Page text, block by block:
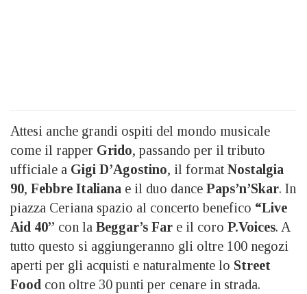
Attesi anche grandi ospiti del mondo musicale
come il rapper Grido, passando per il tributo
ufficiale a Gigi D’Agostino, il format Nostalgia
90, Febbre Italiana e il duo dance Paps’n’Skar. In
piazza Ceriana spazio al concerto benefico “Live
Aid 40” con la Beggar’s Far e il coro P.Voices. A
tutto questo si aggiungeranno gli oltre 100 negozi
aperti per gli acquisti e naturalmente lo Street
Food con oltre 30 punti per cenare in strada.